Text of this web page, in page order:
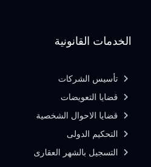
الخدمات القانونية
تأسيس الشركات
قضايا التعويضات
قضايا الاحوال الشخصية
التحكيم الدولى
التسجيل بالشهر العقارى